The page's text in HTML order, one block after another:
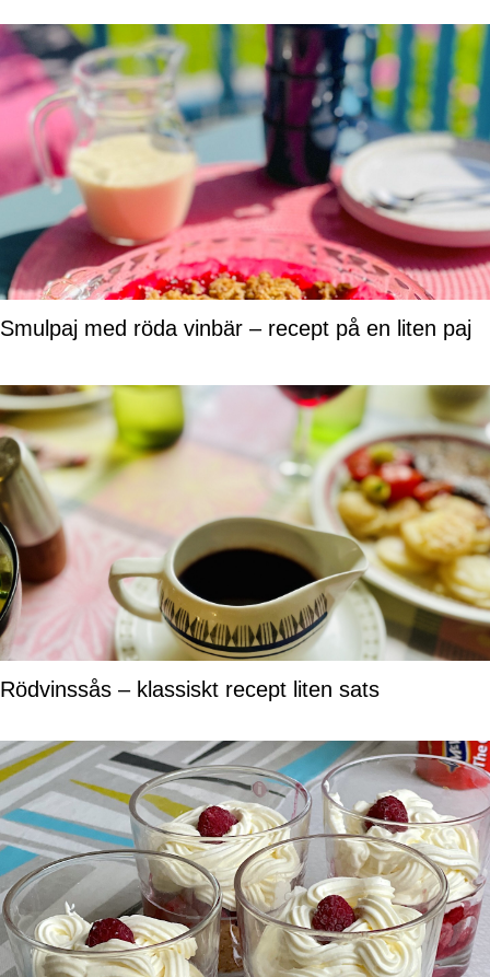
Smulpaj med röda vinbär – recept på en liten paj
Rödvinssås – klassiskt recept liten sats